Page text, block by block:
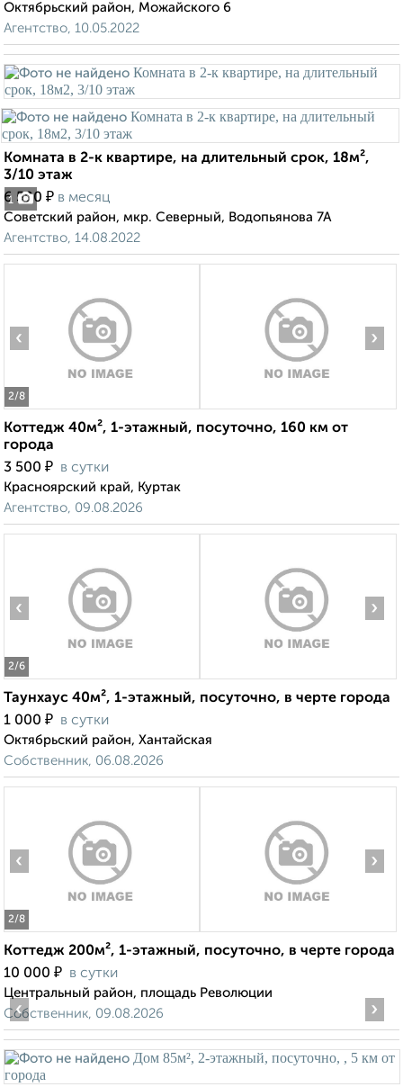
Октябрьский район, Можайского 6
Агентство, 10.05.2022
1
Комната в 2-к квартире, на длительный срок, 18м²,
3/10 этаж
6 500 ₽ в месяц
Советский район, мкр. Северный, Водопьянова 7А
Агентство, 14.08.2022
2/8
‹ ›
Коттедж 40м², 1-этажный, посуточно, 160 км от
города
3 500 ₽ в сутки
Красноярский край, Куртак
Агентство, 09.08.2026
2/6
‹ ›
Таунхаус 40м², 1-этажный, посуточно, в черте города
1 000 ₽ в сутки
Октябрьский район, Хантайская
Собственник, 06.08.2026
2/8
‹ ›
Коттедж 200м², 1-этажный, посуточно, в черте города
10 000 ₽ в сутки
Центральный район, площадь Революции
Собственник, 09.08.2026
‹ ›